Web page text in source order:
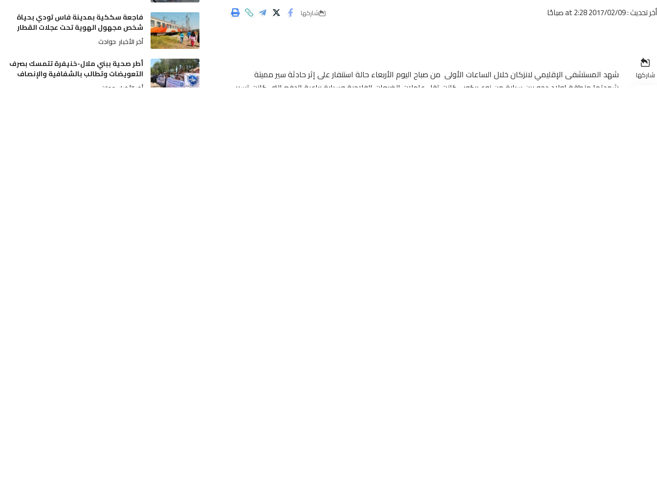
أخر تحديث : 2017/02/09 at 2:28 صباحًا شاركها
شاركها
شهد المستشفى الإقليمي لانزكان خلال الساعات الأولى من صباح اليوم الأربعاء حالة استنفار على إثر حادثة سير مميتة
شهدتها منطقة اولاد دحو بين سيارة من نوع بيكوب كانت تقل عاملات الضيعات الفلاحية وسيارة رباعية الدفع التي كانت تسير
فاجعة سككية بمدينة فاس تودي بحياة
شخص مجهول الهوية تحت عجلات القطار
أخر الأخبار حوادث
أطر صحية ببني ملال-خنيفرة تتمسك بصرف
التعويضات وتطالب بالشفافية والإنصاف
أخر الأخبار جهات